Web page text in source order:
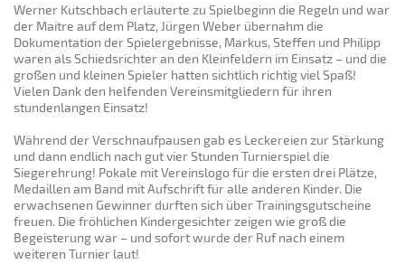
Werner Kutschbach erläuterte zu Spielbeginn die Regeln und war
der Maitre auf dem Platz, Jürgen Weber übernahm die
Dokumentation der Spielergebnisse, Markus, Steffen und Philipp
waren als Schiedsrichter an den Kleinfeldern im Einsatz – und die
großen und kleinen Spieler hatten sichtlich richtig viel Spaß!
Vielen Dank den helfenden Vereinsmitgliedern für ihren
stundenlangen Einsatz!
Während der Verschnaufpausen gab es Leckereien zur Stärkung
und dann endlich nach gut vier Stunden Turnierspiel die
Siegerehrung! Pokale mit Vereinslogo für die ersten drei Plätze,
Medaillen am Band mit Aufschrift für alle anderen Kinder. Die
erwachsenen Gewinner durften sich über Trainingsgutscheine
freuen. Die fröhlichen Kindergesichter zeigen wie groß die
Begeisterung war – und sofort wurde der Ruf nach einem
weiteren Turnier laut!